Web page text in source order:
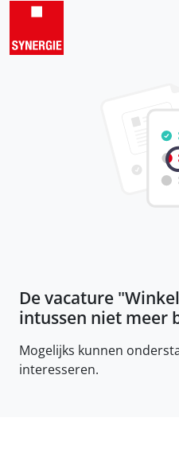
De vacature "
intussen niet meer
Mogelijks kunnen
interesseren.